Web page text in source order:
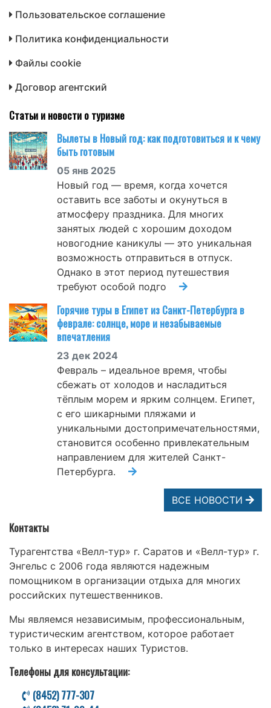
Пользовательское соглашение
Политика конфиденциальности
Файлы cookie
Договор агентский
Статьи и новости о туризме
Вылеты в Новый год: как подготовиться и к чему
быть готовым
05 янв 2025
Новый год — время, когда хочется
оставить все заботы и окунуться в
атмосферу праздника. Для многих
занятых людей с хорошим доходом
новогодние каникулы — это уникальная
возможность отправиться в отпуск.
Однако в этот период путешествия
требуют особой подго
Горячие туры в Египет из Санкт-Петербурга в
феврале: солнце, море и незабываемые
впечатления
23 дек 2024
Февраль – идеальное время, чтобы
сбежать от холодов и насладиться
тёплым морем и ярким солнцем. Египет,
с его шикарными пляжами и
уникальными достопримечательностями,
становится особенно привлекательным
направлением для жителей Санкт-
Петербурга.
ВСЕ НОВОСТИ
Контакты
Турагентства «Велл-тур» г. Саратов и «Велл-тур» г.
Энгельс с 2006 года являются надежным
помощником в организации отдыха для многих
российских путешественников.
Мы являемся независимым, профессиональным,
туристическим агентством, которое работает
только в интересах наших Туристов.
Телефоны для консультации:
(8452) 777-307